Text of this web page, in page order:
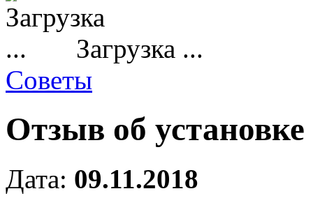
Загрузка ...
Советы
Отзыв об установке
Дата: 09.11.2018